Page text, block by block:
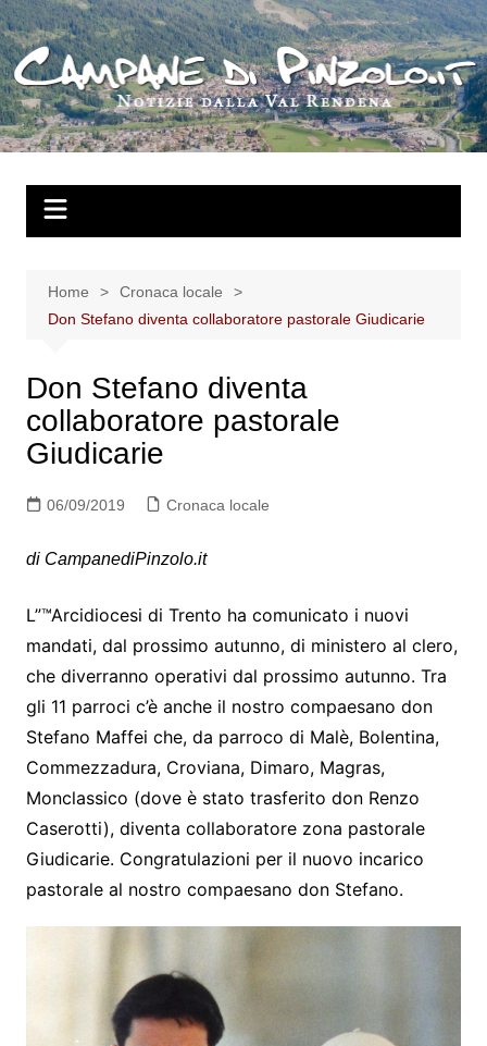
Salta
al
contenuto
Home
Cronaca locale
Don Stefano diventa collaboratore pastorale Giudicarie
Don Stefano diventa
collaboratore pastorale
Giudicarie
06/09/2019 Cronaca locale
di CampanediPinzolo.it
L”™Arcidiocesi di Trento ha comunicato i nuovi
mandati, dal prossimo autunno, di ministero al clero,
che diverranno operativi dal prossimo autunno. Tra
gli 11 parroci c’è anche il nostro compaesano don
Stefano Maffei che, da parroco di Malè, Bolentina,
Commezzadura, Croviana, Dimaro, Magras,
Monclassico (dove è stato trasferito don Renzo
Caserotti), diventa collaboratore zona pastorale
Giudicarie. Congratulazioni per il nuovo incarico
pastorale al nostro compaesano don Stefano.